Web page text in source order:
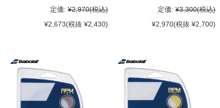
定価: ¥2,970(税込)
¥2,673(税抜 ¥2,430)
定価: ¥3,300(税込)
¥2,970(税抜 ¥2,700)